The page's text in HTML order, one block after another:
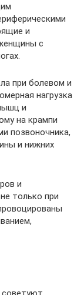
и
с
при болевом и
нагрузка
и
на крампи
позвоночника,
и нижних
и
только при